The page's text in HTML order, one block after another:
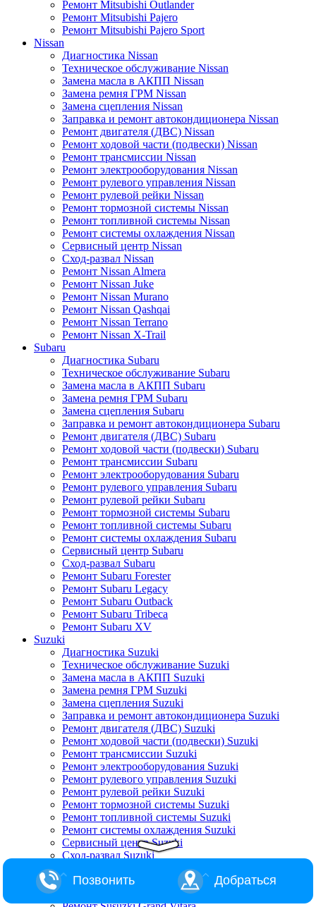
Ремонт Mitsubishi Outlander
Ремонт Mitsubishi Pajero
Ремонт Mitsubishi Pajero Sport
Nissan
Диагностика Nissan
Техническое обслуживание Nissan
Замена масла в АКПП Nissan
Замена ремня ГРМ Nissan
Замена сцепления Nissan
Заправка и ремонт автокондиционера Nissan
Ремонт двигателя (ДВС) Nissan
Ремонт ходовой части (подвески) Nissan
Ремонт трансмиссии Nissan
Ремонт электрооборудования Nissan
Ремонт рулевого управления Nissan
Ремонт рулевой рейки Nissan
Ремонт тормозной системы Nissan
Ремонт топливной системы Nissan
Ремонт системы охлаждения Nissan
Сервисный центр Nissan
Сход-развал Nissan
Ремонт Nissan Almera
Ремонт Nissan Juke
Ремонт Nissan Murano
Ремонт Nissan Qashqai
Ремонт Nissan Terrano
Ремонт Nissan X-Trail
Subaru
Диагностика Subaru
Техническое обслуживание Subaru
Замена масла в АКПП Subaru
Замена ремня ГРМ Subaru
Замена сцепления Subaru
Заправка и ремонт автокондиционера Subaru
Ремонт двигателя (ДВС) Subaru
Ремонт ходовой части (подвески) Subaru
Ремонт трансмиссии Subaru
Ремонт электрооборудования Subaru
Ремонт рулевого управления Subaru
Ремонт рулевой рейки Subaru
Ремонт тормозной системы Subaru
Ремонт топливной системы Subaru
Ремонт системы охлаждения Subaru
Сервисный центр Subaru
Сход-развал Subaru
Ремонт Subaru Forester
Ремонт Subaru Legacy
Ремонт Subaru Outback
Ремонт Subaru Tribeca
Ремонт Subaru XV
Suzuki
Диагностика Suzuki
Техническое обслуживание Suzuki
Замена масла в АКПП Suzuki
Замена ремня ГРМ Suzuki
Замена сцепления Suzuki
Заправка и ремонт автокондиционера Suzuki
Ремонт двигателя (ДВС) Suzuki
Ремонт ходовой части (подвески) Suzuki
Ремонт трансмиссии Suzuki
Ремонт электрооборудования Suzuki
Ремонт рулевого управления Suzuki
Ремонт рулевой рейки Suzuki
Ремонт тормозной системы Suzuki
Ремонт топливной системы Suzuki
Ремонт системы охлаждения Suzuki
Сервисный центр Suzuki
Сход-развал Suzuki
Ремонт Suzuki Baleno
Позвонить Добраться